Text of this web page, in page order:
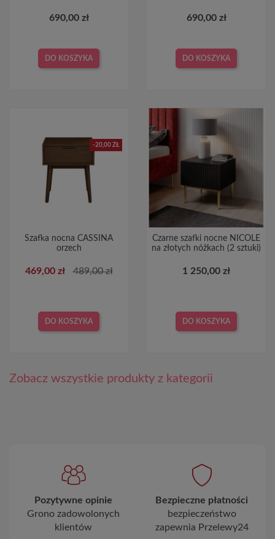
690,00 zł
DO KOSZYKA
690,00 zł
DO KOSZYKA
-20,00 ZŁ
Szafka nocna CASSINA
orzech
469,00 zł 489,00 zł
DO KOSZYKA
Czarne szafki nocne NICOLE
na złotych nóżkach (2 sztuki)
1 250,00 zł
DO KOSZYKA
Zobacz wszystkie produkty z kategorii
Pozytywne opinie
Grono zadowolonych
klientów
Bezpieczne płatności
bezpieczeństwo
zapewnia Przelewy24